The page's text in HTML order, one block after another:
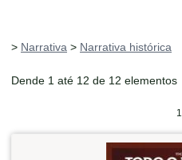
> Narrativa > Narrativa histórica
Dende 1 até 12 de 12 elementos
1